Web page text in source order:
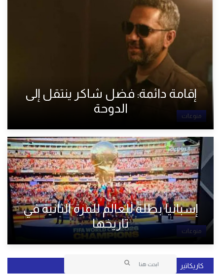
منوعات
إقامة دائمة: فضل شاكر ينتقل إلى
الدوحة
منوعات
إسبانيا بطلة للعالم للمرة الثانية في
تاريخها
كاريكاتير